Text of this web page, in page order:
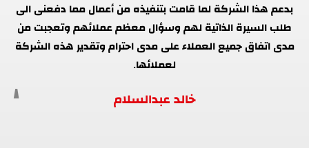
بدعم هذا الشركة لما قامت بتنفيذه من أعمال مما دفعنى الى
طلب السيرة الذاتية لهم وسؤال معظم عملائهم وتعجبت من
مدى اتفاق جميع العملاء على مدى احترام وتقدير هذه الشركة
لعملائها.
خالد عبدالسلام